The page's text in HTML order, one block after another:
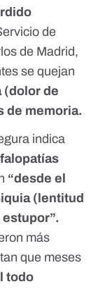
de
de Madrid,
se quejan
(dolor de
de memoria.
indica
“desde el
( lentitud
más
que meses
todo